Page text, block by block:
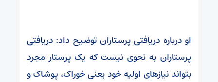
او درباره دریافتی پرستاران توضیح داد: دریافتی
پرستاران به نحوی نیست که یک پرستار مجرد
بتواند نیازهای اولیه خود یعنی خوراک، پوشاک و